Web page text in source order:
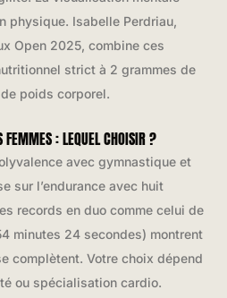
physique. Isabelle Perdriau,
Open 2025, combine ces
strict à 2 grammes de
poids corporel.
FEMMES : LEQUEL CHOISIR ?
avec gymnastique et
sur l’endurance avec huit
records en duo comme celui de
minutes 24 secondes) montrent
complètent. Votre choix dépend
ou spécialisation cardio.